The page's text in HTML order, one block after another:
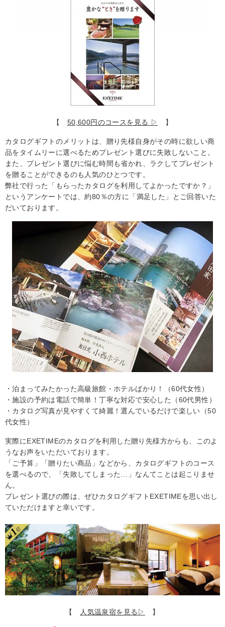
【 50,600円のコースを見る ▷ 】
カタログギフトのメリットは、贈り先様自身がその時に欲しい商
品をタイムリーに選べるためプレゼント選びに失敗しないこと。
また、 プレゼント選びに悩む時間も省かれ、ラクしてプレゼント
を贈ることができるのも人気のひとつです。
弊社で行った「もらったカタログを利用してよかったですか？」
というアンケートでは、約80％の方に「満足した」とご回答いた
だいております。
・泊まってみたかった高級旅館・ホテルばかり！（60代女性）
・施設の予約は電話で簡単！丁寧な対応で安心した（60代男性）
・カタログ写真が見やすくて綺麗！選んでいるだけで楽しい（50
代女性）
実際にEXETIMEのカタログを利用した贈り先様方からも、このよ
うなお声をいただいております。
「ご予算」「贈りたい商品」などから、カタログギフトのコース
を選べるので、「失敗してしまった…」なんてことは起こりませ
ん。
プレゼント選びの際は、ぜひカタログギフトEXETIMEを思い出し
ていただけますと幸いです。
【 人気温泉宿を見る▷ 】